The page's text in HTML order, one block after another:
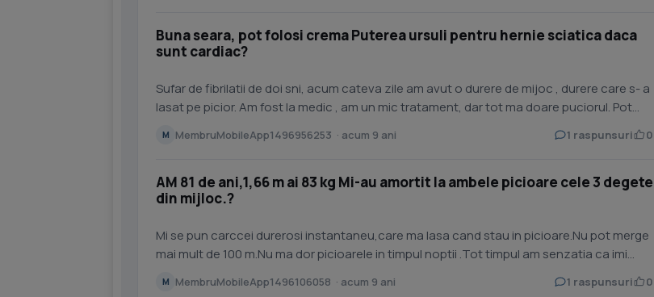
Buna seara, pot folosi crema Puterea ursuli pentru hernie sciatica daca
sunt cardiac?
Sufar de fibrilatii de doi sni, acum cateva zile am avut o durere de mijoc , durere care s- a
lasat pe picior. Am fost la medic , am un mic tratament, dar tot ma doare puciorul. Pot
M MembruMobileApp1496956253 · acum 9 ani 1 raspunsuri 0
AM 81 de ani,1,66 m ai 83 kg Mi-au amortit la ambele picioare cele 3 degete
din mijloc.?
Mi se pun carccei durerosi instantaneu,care ma lasa cand stau in picioare.Nu pot merge
mai mult de 100 m.Nu ma dor picioarele in timpul noptii .Tot timpul am senzatia ca imi
M MembruMobileApp1496106058 · acum 9 ani 1 raspunsuri 0